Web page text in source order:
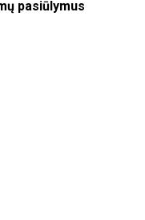
pasiūlymus